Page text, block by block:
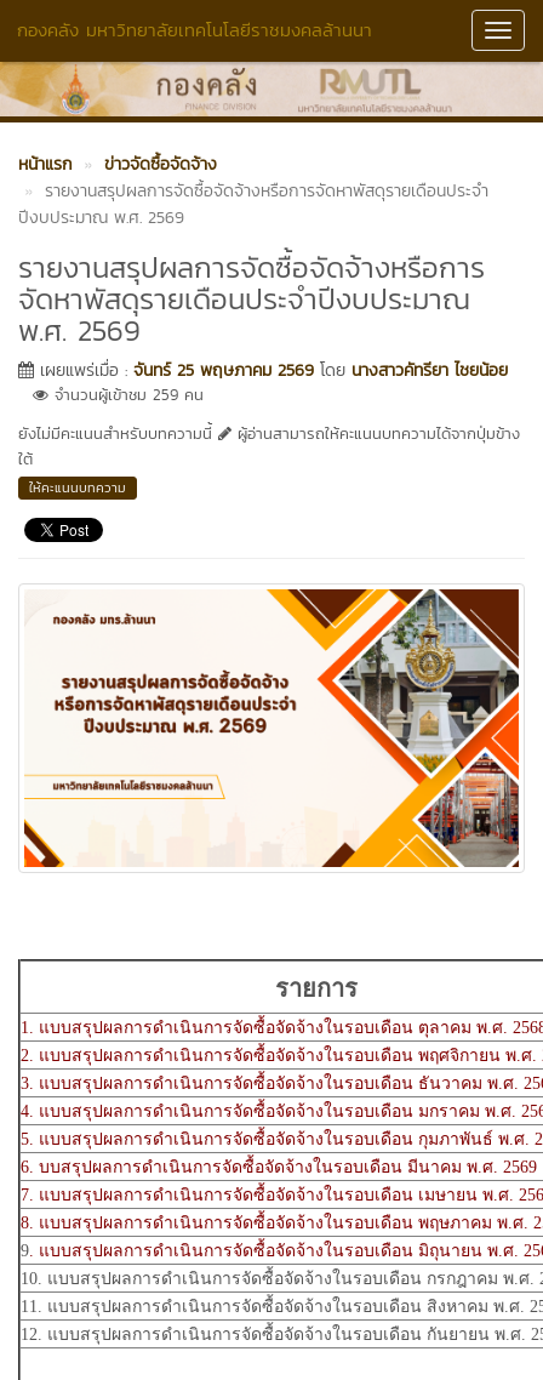
กองคลัง มหาวิทยาลัยเทคโนโลยีราชมงคลล้านนา
หน้าแรก
ข่าวจัดซื้อจัดจ้าง
รายงานสรุปผลการจัดซื้อจัดจ้างหรือการจัดหาพัสดุรายเดือนประจำ
ปีงบประมาณ พ.ศ. 2569
รายงานสรุปผลการจัดซื้อจัดจ้างหรือการ
จัดหาพัสดุรายเดือนประจำปีงบประมาณ
พ.ศ. 2569
เผยแพร่เมื่อ : จันทร์ 25 พฤษภาคม 2569 โดย นางสาวคัทรียา ไชยน้อย
จำนวนผู้เข้าชม 259 คน
ยังไม่มีคะแนนสำหรับบทความนี้
ผู้อ่านสามารถให้คะแนนบทความได้จากปุ่มข้าง
ใต้
ให้คะแนนบทความ
รายการ
1. แบบสรุปผลการดำเนินการจัดซื้อจัดจ้างในรอบเดือน ตุลาคม พ.ศ.
2. แบบสรุปผลการดำเนินการจัดซื้อจัดจ้างในรอบเดือน พฤศจิกายน พ.ศ.
3. แบบสรุปผลการดำเนินการจัดซื้อจัดจ้างในรอบเดือน ธันวาคม พ.ศ.
4. แบบสรุปผลการดำเนินการจัดซื้อจัดจ้างในรอบเดือน มกราคม พ.ศ.
5. แบบสรุปผลการดำเนินการจัดซื้อจัดจ้างในรอบเดือน กุมภาพันธ์ พ.ศ.
6. บบสรุปผลการดำเนินการจัดซื้อจัดจ้างในรอบเดือน มีนาคม พ.ศ. 2569
7. แบบสรุปผลการดำเนินการจัดซื้อจัดจ้างในรอบเดือน เมษายน พ.ศ.
8. แบบสรุปผลการดำเนินการจัดซื้อจัดจ้างในรอบเดือน พฤษภาคม พ.ศ.
9. แบบสรุปผลการดำเนินการจัดซื้อจัดจ้างในรอบเดือน มิถุนายน พ.ศ.
10. แบบสรุปผลการดำเนินการจัดซื้อจัดจ้างในรอบเดือน กรกฎาคม พ.ศ.
11. แบบสรุปผลการดำเนินการจัดซื้อจัดจ้างในรอบเดือน สิงหาคม พ.ศ.
12. แบบสรุปผลการดำเนินการจัดซื้อจัดจ้างในรอบเดือน กันยายน พ.ศ.